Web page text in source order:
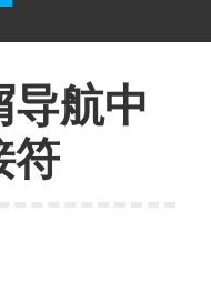
航中
符